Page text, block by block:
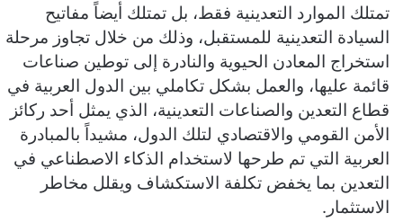
تمتلك الموارد التعدينية فقط، بل تمتلك أيضاً مفاتيح
السيادة التعدينية للمستقبل، وذلك من خلال تجاوز مرحلة
استخراج المعادن الحيوية والنادرة إلى توطين صناعات
قائمة عليها، والعمل بشكل تكاملي بين الدول العربية في
قطاع التعدين والصناعات التعدينية، الذي يمثل أحد ركائز
الأمن القومي والاقتصادي لتلك الدول، مشيداً بالمبادرة
العربية التي تم طرحها لاستخدام الذكاء الاصطناعي في
التعدين بما يخفض تكلفة الاستكشاف ويقلل مخاطر
الاستثمار.